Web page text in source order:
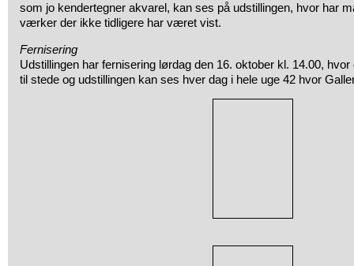
som jo kendertegner akvarel, kan ses på udstillingen, hvor har
værker der ikke tidligere har været vist.
Fernisering
Udstillingen har fernisering lørdag den 16. oktober kl. 14.00,
til stede og udstillingen kan ses hver dag i hele uge 42 hvor